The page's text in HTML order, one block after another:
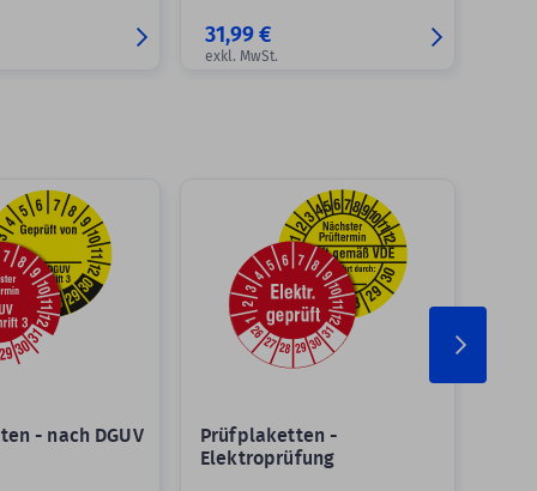
31,99 €
exkl. MwSt.
- nach DGUV
Prüfplaketten -
Elektroprüfung